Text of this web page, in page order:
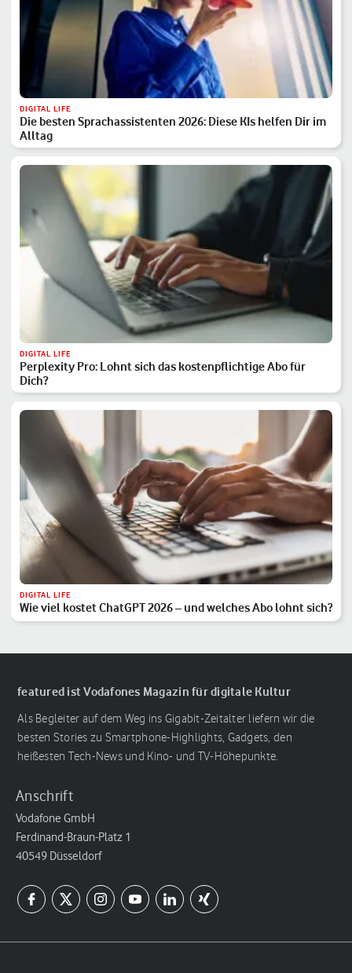
DIGITAL LIFE
Die besten Sprachassistenten 2026: Diese KIs helfen Dir im
Alltag
DIGITAL LIFE
Perplexity Pro: Lohnt sich das kostenpflichtige Abo für
Dich?
DIGITAL LIFE
Wie viel kostet ChatGPT 2026 – und welches Abo lohnt sich?
featured ist Vodafones Magazin für digitale Kultur
Als Begleiter auf dem Weg ins Gigabit-Zeitalter liefern wir die
besten Stories zu Smartphone-Highlights, Gadgets, den
heißesten Tech-News und Kino- und TV-Höhepunkte.
Anschrift
Vodafone GmbH
Ferdinand-Braun-Platz 1
40549 Düsseldorf